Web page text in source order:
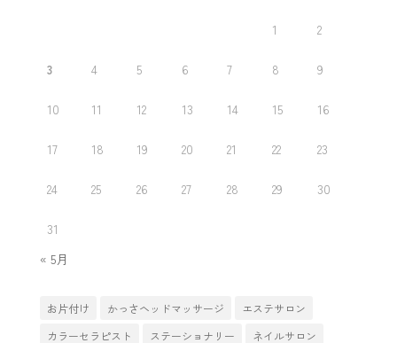
1 2
3 4 5 6 7 8 9
10 11 12 13 14 15 16
17 18 19 20 21 22 23
24 25 26 27 28 29 30
31
« 5月
お片付け かっさヘッドマッサージ
エステサロン
カラーセラピスト
ステーショナリー
ネイルサロン